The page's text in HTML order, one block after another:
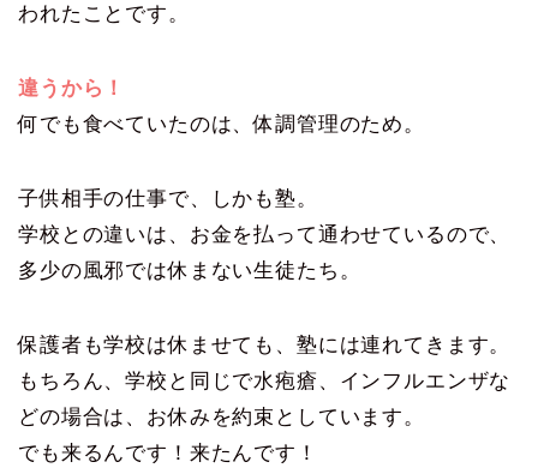
われたことです。
違うから！
何でも食べていたのは、体調管理のため。
子供相手の仕事で、しかも塾。
学校との違いは、お金を払って通わせているので、
多少の風邪では休まない生徒たち。
保護者も学校は休ませても、塾には連れてきます。
もちろん、学校と同じで水疱瘡、インフルエンザな
どの場合は、お休みを約束としています。
でも来るんです！来たんです！